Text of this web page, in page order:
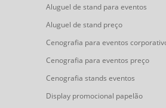
Aluguel de stand para eventos
Aluguel de stand preço
Cenografia para eventos
Cenografia para eventos preço
Cenografia stands eventos
Display promocional papelão